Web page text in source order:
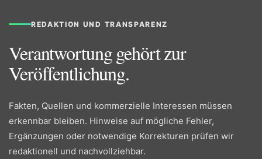
REDAKTION UND TRANSPARENZ
Verantwortung gehört zur
Veröffentlichung.
Fakten, Quellen und kommerzielle Interessen müssen
erkennbar bleiben. Hinweise auf mögliche Fehler,
Ergänzungen oder notwendige Korrekturen prüfen wir
redaktionell und nachvollziehbar.